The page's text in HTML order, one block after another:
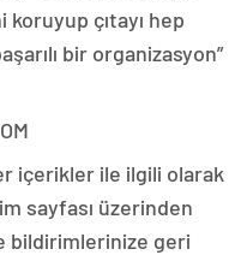
çıtayı hep
bir organizasyon”
içerikler ile ilgili olarak
sayfası üzerinden
bildirimlerinize geri